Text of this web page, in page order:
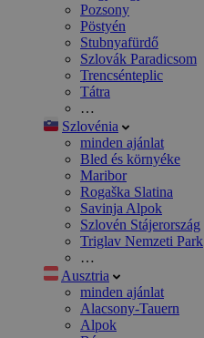
Pozsony
Pöstyén
Stubnyafürdő
Szlovák Paradicsom
Trencsénteplic
Tátra
…
Szlovénia
minden ajánlat
Bled és környéke
Maribor
Rogaška Slatina
Savinja Alpok
Szlovén Stájerország
Triglav Nemzeti Park
…
Ausztria
minden ajánlat
Alacsony-Tauern
Alpok